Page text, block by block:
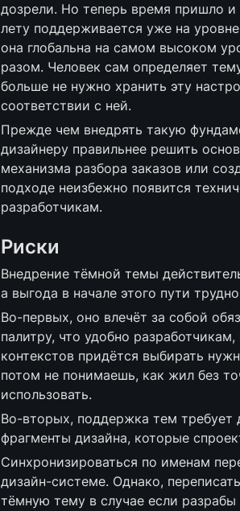
дозрели. Но теперь время пришло
лету поддерживается уже на
она глобальна на самом высоком
разом. Человек сам определяет
больше не нужно хранить эту
соответствии с ней.
Прежде чем внедрять такую
дизайнеру правильнее решить
механизма разбора заказов или
подходе неизбежно появится
разработчикам.
Риски
Внедрение тёмной темы
а выгода в начале этого пути
Во-первых, оно влечёт за собой
палитру, что удобно
контекстов придётся выбирать
потом не понимаешь, как жил без
использовать.
Во-вторых, поддержка тем требует
фрагменты дизайна, которые
Синхронизироваться по именам
дизайн-системе. Однако,
тёмную тему в случае если